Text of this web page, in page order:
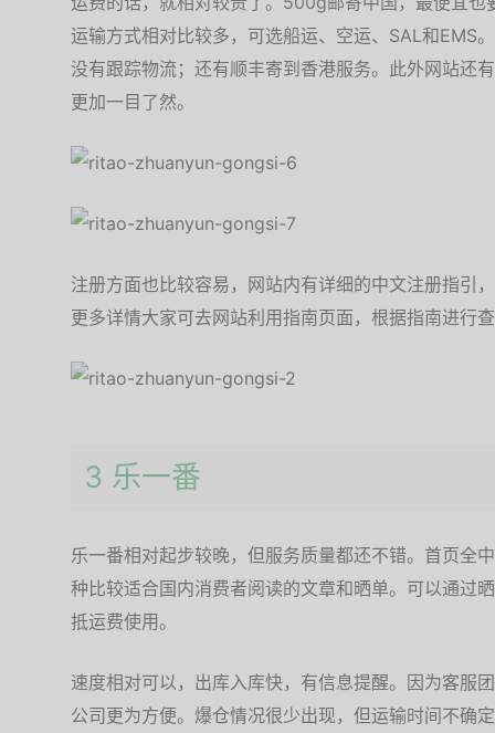
运输方式相对比较多，可选船运、空运、SAL和EMS
没有跟踪物流；还有顺丰寄到香港服务。此外网站还
更加一目了然。
注册方面也比较容易，网站内有详细的中文注册指引
更多详情大家可去网站利用指南页面，根据指南进行
3 乐一番
乐一番相对起步较晚，但服务质量都还不错。首页全
种比较适合国内消费者阅读的文章和晒单。可以通过
抵运费使用。
速度相对可以，出库入库快，有信息提醒。因为客服
公司更为方便。爆仓情况很少出现，但运输时间不确